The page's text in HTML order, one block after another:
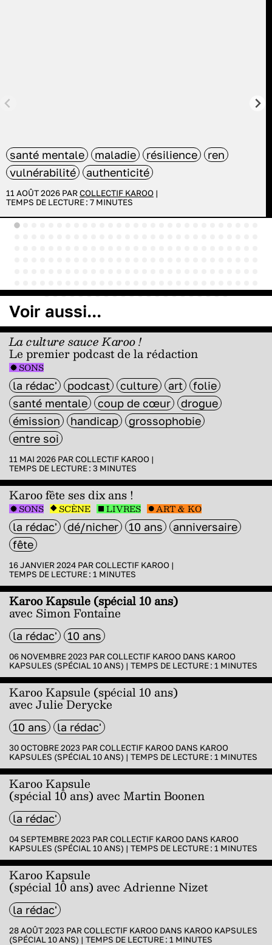
santé mentale maladie résilience
ren
vulnérabilité
authenticité
11 AOÛT 2026 PARCOLLECTIF KAROO |
TEMPS DE LECTURE : 7 MINUTES
Voir aussi...
La culture sauce Karoo !
Le premier podcast de la rédaction
SONS
la rédac' podcast culture art
folie
santé mentale
coup de cœur
drogue
émission
handicap
grossophobie
entre soi
11 MAI 2026 PARCOLLECTIF KAROO |
TEMPS DE LECTURE : 3 MINUTES
Karoo fête ses dix ans !
SONS SCÈNE LIVRES ART & KO
la rédac' dé/nicher 10 ans
anniversaire
fête
16 JANVIER 2024 PARCOLLECTIF KAROO |
TEMPS DE LECTURE : 1 MINUTES
Karoo Kapsule (spécial 10 ans)
avec Simon Fontaine
la rédac' 10 ans
06 NOVEMBRE 2023 PARCOLLECTIF KAROO DANS KAROO
KAPSULES (SPÉCIAL 10 ANS) | TEMPS DE LECTURE : 1 MINUTES
Karoo Kapsule (spécial 10 ans)
avec Julie Derycke
10 ans la rédac'
30 OCTOBRE 2023 PARCOLLECTIF KAROO DANS KAROO
KAPSULES (SPÉCIAL 10 ANS) | TEMPS DE LECTURE : 1 MINUTES
Karoo Kapsule
(spécial 10 ans) avec Martin Boonen
la rédac'
04 SEPTEMBRE 2023 PARCOLLECTIF KAROO DANS KAROO
KAPSULES (SPÉCIAL 10 ANS) | TEMPS DE LECTURE : 1 MINUTES
Karoo Kapsule
(spécial 10 ans) avec Adrienne Nizet
la rédac'
28 AOÛT 2023 PARCOLLECTIF KAROO DANS KAROO KAPSULES
(SPÉCIAL 10 ANS) | TEMPS DE LECTURE : 1 MINUTES